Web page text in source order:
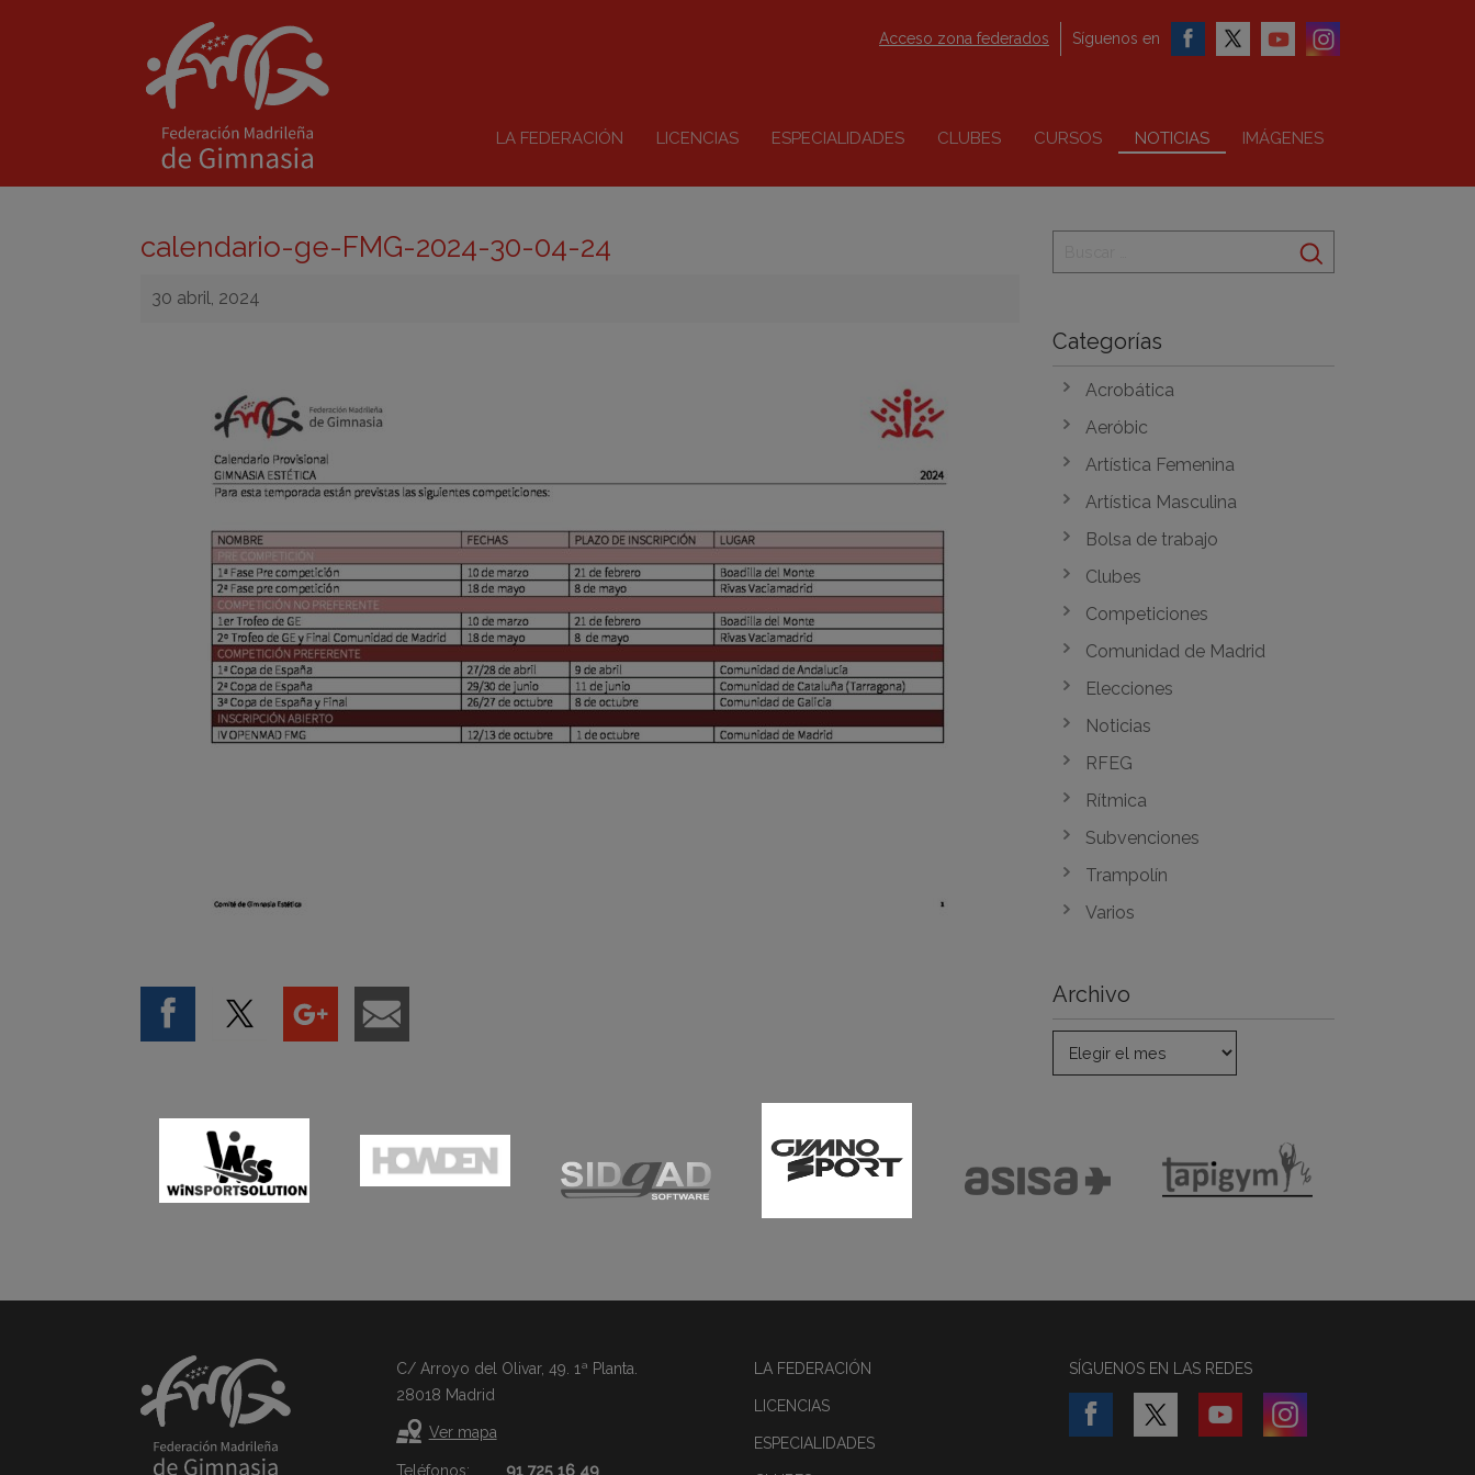
LA FEDERACIÓN LICENCIAS ESPECIALIDADES CLUBES CURSOS NOTICIAS IMÁGENES
Acceso zona federados Síguenos en
calendario-ge-FMG-2024-30-04-24
30 abril, 2024
Categorías
Acrobática
Aeróbic
Artística Femenina
Artística Masculina
Bolsa de trabajo
Clubes
Competiciones
Comunidad de Madrid
Elecciones
Noticias
RFEG
Rítmica
Subvenciones
Trampolín
Varios
Archivo
C/ Arroyo del Olivar, 49. 1ª Planta.
28018 Madrid
Ver mapa
Teléfonos:
91 725 16 49
LA FEDERACIÓN
LICENCIAS
ESPECIALIDADES
SÍGUENOS EN LAS REDES